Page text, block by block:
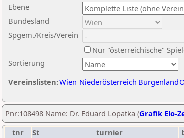
Ebene
Sortierung
Bundesland
Spgem./Kreis/Verein
Nur "österreichische"
Vereinslisten:Wien Niederösterreich Burgenland
Pnr:108498 Name: Dr. Eduard Lopatka (Grafik Elo-
tnr
St turnier